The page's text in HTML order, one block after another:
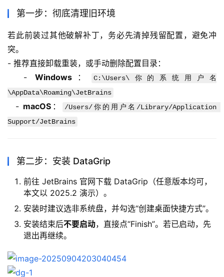
第一步：彻底清理旧环境
若此前装过其他破解补丁，务必先清掉残留配置，避免冲
突。
- 推荐直接卸载重装，或手动删除配置目录：
  -
Windows：
C:\Users\你的系统用户名
\AppData\Roaming\JetBrains
  -
macOS ：
/Users/你的用户名/Library/Application
Support/JetBrains
第二步：安装 DataGrip
前往 JetBrains 官网下载 DataGrip（任意版本均可，
本文以 2025.2 演示）。
安装时建议选非系统盘，并勾选“创建桌面快捷方式”。
安装结束后不要启动，直接点“Finish”。若已启动，先
退出再继续。